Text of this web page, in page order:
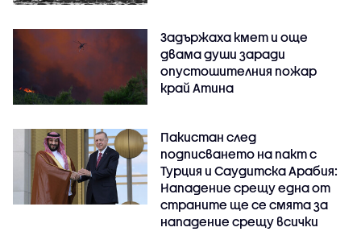
Задържаха кмет и още
двама души заради
опустошителния пожар
край Атина
Пакистан след
подписването на пакт с
Турция и Саудитска Арабия:
Нападение срещу една от
страните ще се смята за
нападение срещу всички